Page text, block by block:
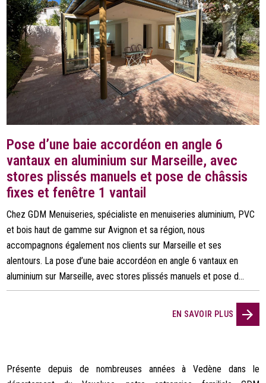
Pose d’une baie accordéon en angle 6
vantaux en aluminium sur Marseille, avec
stores plissés manuels et pose de châssis
fixes et fenêtre 1 vantail
Chez GDM Menuiseries, spécialiste en menuiseries aluminium, PVC
et bois haut de gamme sur Avignon et sa région, nous
accompagnons également nos clients sur Marseille et ses
alentours. La pose d’une baie accordéon en angle 6 vantaux en
aluminium sur Marseille, avec stores plissés manuels et pose d...
EN SAVOIR PLUS
Présente depuis de nombreuses années à Vedène dans le